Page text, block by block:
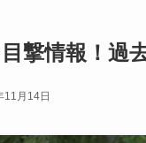
撃情報！過
11月14日